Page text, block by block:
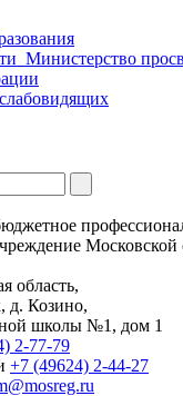
Министерство
область,
д. Козино,
школы №1, дом 1
2-77-79
+7 (49624) 2-44-27